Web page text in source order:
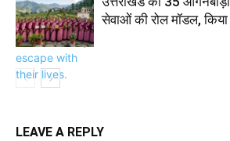
सेवाओं की रोल मॉडल, किया
LEAVE A REPLY